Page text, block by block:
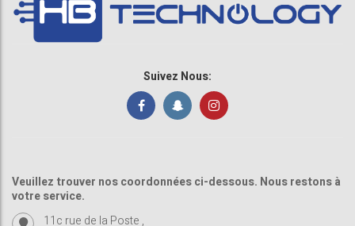
Suivez Nous:
Veuillez trouver nos coordonnées ci-dessous. Nous restons à
votre service.
11c rue de la Poste ,